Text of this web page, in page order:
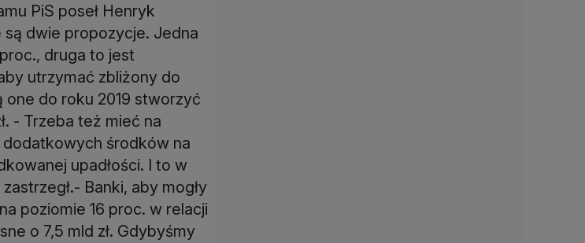
PiS poseł Henryk
są dwie propozycje. Jedna
druga to jest
utrzymać zbliżony do
do roku 2019 stworzyć
- Trzeba też mieć na
dodatkowych środków na
upadłości. I to w
Banki, aby mogły
poziomie 16 proc. w relacji
o 7,5 mld zł. Gdybyśmy